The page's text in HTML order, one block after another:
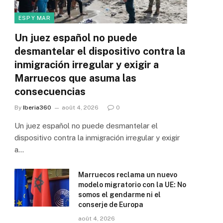
ESP Y MAR
Un juez español no puede
desmantelar el dispositivo contra la
inmigración irregular y exigir a
Marruecos que asuma las
consecuencias
By Iberia360 août 4, 2026 0
Un juez español no puede desmantelar el
dispositivo contra la inmigración irregular y exigir
a…
Marruecos reclama un nuevo
modelo migratorio con la UE: No
somos el gendarme ni el
conserje de Europa
août 4, 2026